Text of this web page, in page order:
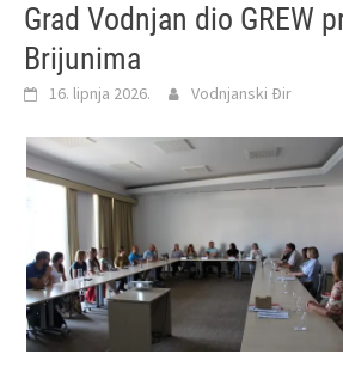
Grad Vodnjan dio GREW
Brijunima
16. lipnja 2026. Vodnjanski Đir